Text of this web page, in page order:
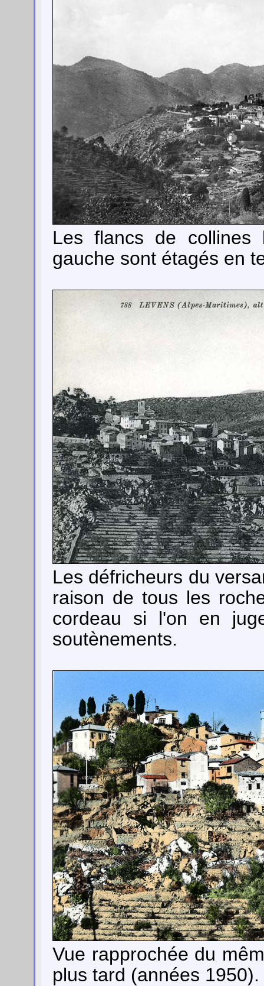
Les flancs de
gauche sont étagés en
Les défricheurs du
raison de tous les
cordeau si l'on en
soutènements.
Vue rapprochée du
plus tard (années 1950).